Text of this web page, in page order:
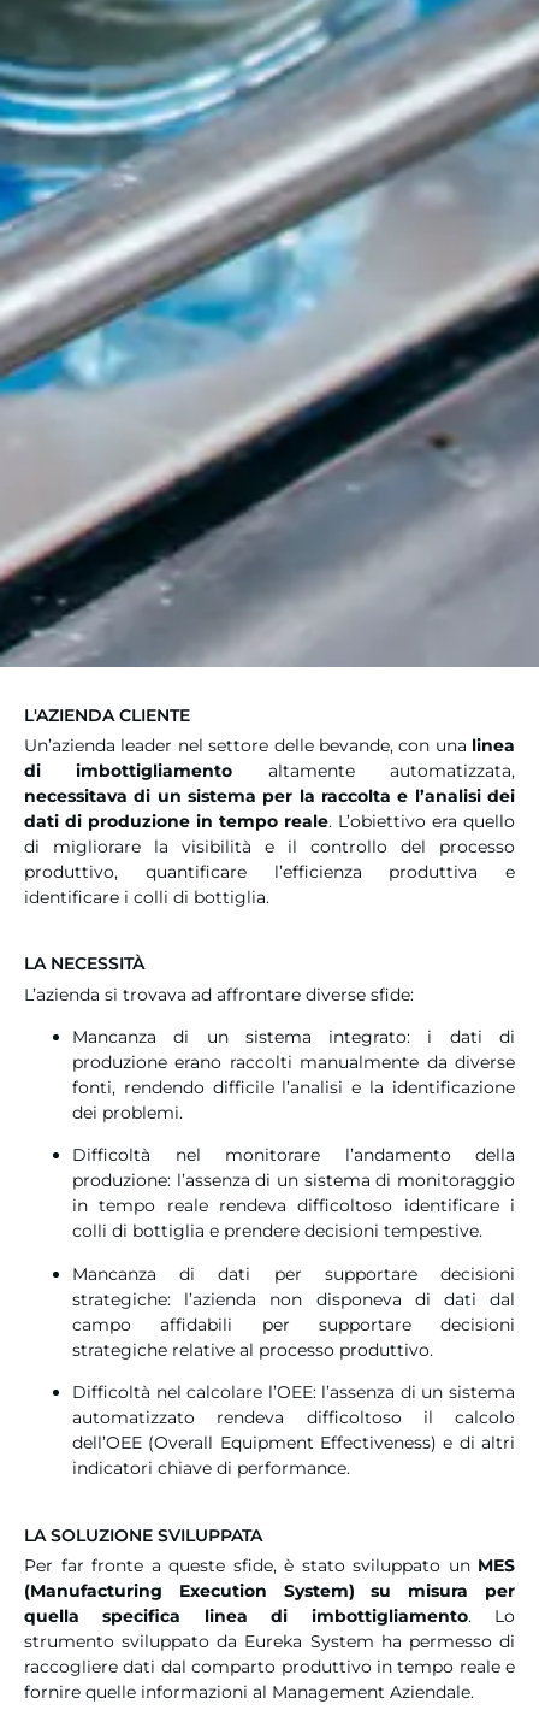
L'AZIENDA CLIENTE
Un’azienda leader nel settore delle bevande, con una linea
di imbottigliamento altamente automatizzata,
necessitava di un sistema per la raccolta e l’analisi dei
dati di produzione in tempo reale. L’obiettivo era quello
di migliorare la visibilità e il controllo del processo
produttivo, quantificare l’efficienza produttiva e
identificare i colli di bottiglia.
LA NECESSITÀ
L’azienda si trovava ad affrontare diverse sfide:
Mancanza di un sistema integrato: i dati di
produzione erano raccolti manualmente da diverse
fonti, rendendo difficile l’analisi e la identificazione
dei problemi.
Difficoltà nel monitorare l’andamento della
produzione: l’assenza di un sistema di monitoraggio
in tempo reale rendeva difficoltoso identificare i
colli di bottiglia e prendere decisioni tempestive.
Mancanza di dati per supportare decisioni
strategiche: l’azienda non disponeva di dati dal
campo affidabili per supportare decisioni
strategiche relative al processo produttivo.
Difficoltà nel calcolare l’OEE: l’assenza di un sistema
automatizzato rendeva difficoltoso il calcolo
dell’OEE (Overall Equipment Effectiveness) e di altri
indicatori chiave di performance.
LA SOLUZIONE SVILUPPATA
Per far fronte a queste sfide, è stato sviluppato un MES
(Manufacturing Execution System) su misura per
quella specifica linea di imbottigliamento. Lo
strumento sviluppato da Eureka System ha permesso di
raccogliere dati dal comparto produttivo in tempo reale e
fornire quelle informazioni al Management Aziendale.